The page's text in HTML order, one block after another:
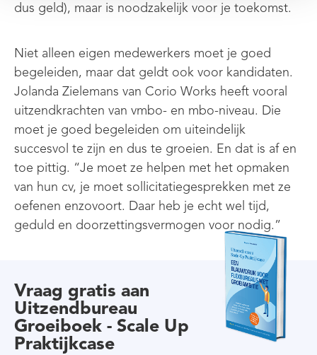
dus geld), maar is noodzakelijk voor je toekomst.
Niet alleen eigen medewerkers moet je goed
begeleiden, maar dat geldt ook voor kandidaten.
Jolanda Zielemans van Corio Works heeft vooral
uitzendkrachten van vmbo- en mbo-niveau. Die
moet je goed begeleiden om uiteindelijk
succesvol te zijn en dus te groeien. En dat is af en
toe pittig. “Je moet ze helpen met het opmaken
van hun cv, je moet sollicitatiegesprekken met ze
oefenen enzovoort. Daar heb je echt wel tijd,
geduld en doorzettingsvermogen voor nodig.”
Vraag gratis aan
Uitzendbureau
Groeiboek - Scale Up
Praktijkcase